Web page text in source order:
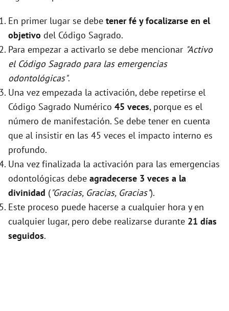
En primer lugar se debe tener fé y focalizarse en el
objetivo del Código Sagrado.
Para empezar a activarlo se debe mencionar "Activo
el Código Sagrado para las emergencias
odontológicas".
Una vez empezada la activación, debe repetirse el
Código Sagrado Numérico 45 veces, porque es el
número de manifestación. Se debe tener en cuenta
que al insistir en las 45 veces el impacto interno es
profundo.
Una vez finalizada la activación para las emergencias
odontológicas debe agradecerse 3 veces a la
divinidad ("Gracias, Gracias, Gracias").
Este proceso puede hacerse a cualquier hora y en
cualquier lugar, pero debe realizarse durante 21 días
seguidos.